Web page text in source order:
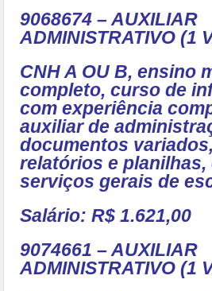
9068674 – AUXILIAR
ADMINISTRATIVO (1
CNH A OU B, ensino
completo, curso de
com experiência
auxiliar de
documentos
relatórios e planilhas,
serviços gerais de
Salário: R$ 1.621,00
9074661 – AUXILIAR
ADMINISTRATIVO (1